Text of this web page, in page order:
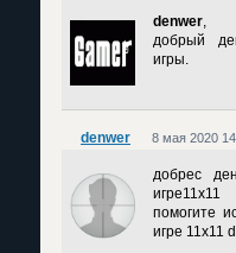
denwer,
добрый
игры.
denwer 8 мая 2020
добрес
игре11х11
помогите
игре 11x11